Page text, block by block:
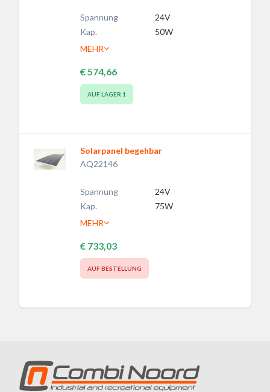
Spannung
24V
Kap.
50W
MEHR
€ 574,66
AUF LAGER 1
Solarpanel begehbar
AQ22146
Spannung
24V
Kap.
75W
MEHR
€ 733,03
AUF BESTELLUNG